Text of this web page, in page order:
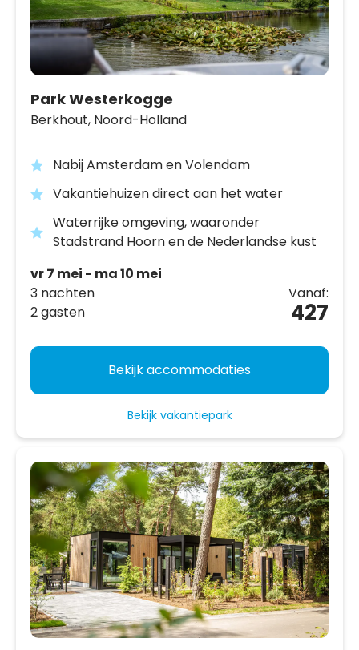
Park Westerkogge
Berkhout, Noord-Holland
Nabij Amsterdam en Volendam
Vakantiehuizen direct aan het water
Waterrijke omgeving, waaronder
Stadstrand Hoorn en de Nederlandse kust
vr 7 mei - ma 10 mei
3 nachten
2 gasten
Vanaf:
427
Bekijk accommodaties
Bekijk vakantiepark